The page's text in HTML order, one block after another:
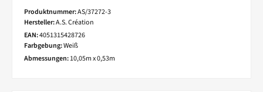
Produktnummer:AS/37272-3
Hersteller:A.S. Création
EAN:4051315428726
Farbgebung:Weiß
Abmessungen:10,05m x 0,53m